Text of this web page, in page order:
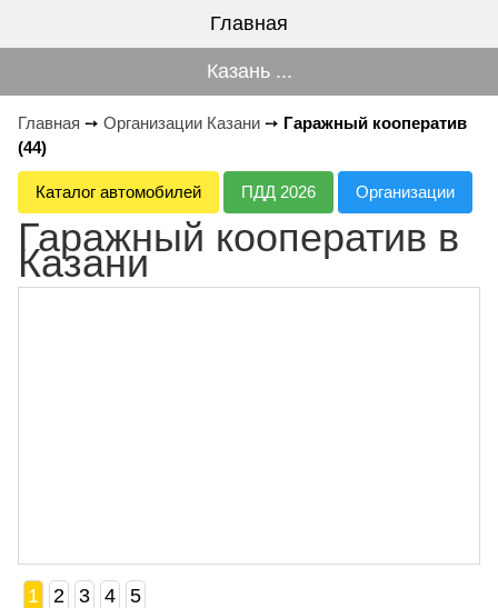
Главная
Казань ...
Главная ➙ Организации Казани ➙ Гаражный кооператив
(44)
Каталог автомобилей ПДД 2026 Организации
Гаражный кооператив в
Казани
1 2 3 4 5